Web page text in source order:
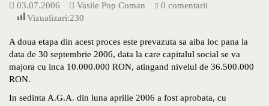
03.07.2006 Vasile Pop Coman
0 comentarii
Vizualizari:230
A doua etapa din acest proces este prevazuta sa aiba loc pana la
data de 30 septembrie 2006, data la care capitalul social se va
majora cu inca 10.000.000 RON, atingand nivelul de 36.500.000
RON.
In sedinta A.G.A. din luna aprilie 2006 a fost aprobata, cu